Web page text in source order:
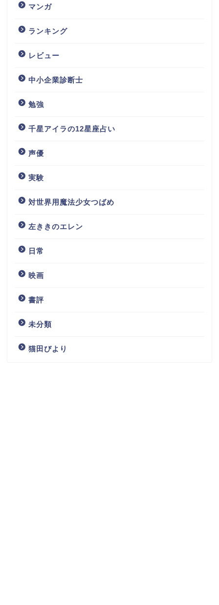
マンガ
ランキング
レビュー
中小企業診断士
勉強
千星アイラの12星座占い
声優
実験
対世界用魔法少女つばめ
左ききのエレン
日常
映画
書評
未分類
猫田びより